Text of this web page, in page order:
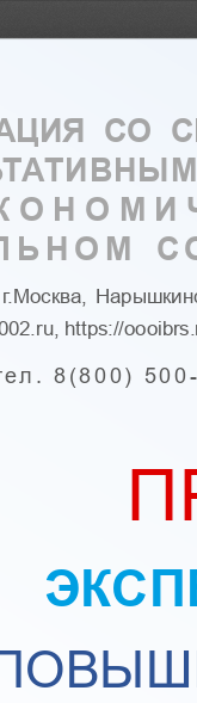
СО
ru, https://  oooibrs.
8(800)  500-